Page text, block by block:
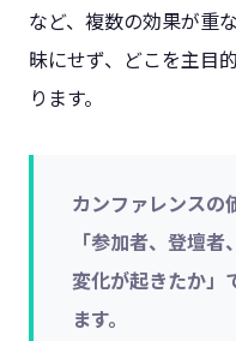
など、複数の効果が重
昧にせず、どこを主目
ります。
カンファレンスの
「参加者、登壇
変化が起きたか」
ます。